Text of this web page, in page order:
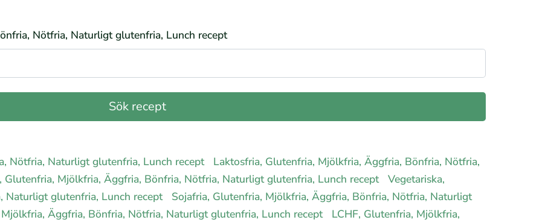
Nötfria, Naturligt glutenfria, Lunch recept
Nötfria, Naturligt glutenfria, Lunch recept
Laktosfria, Glutenfria, Mjölkfria, Äggfria, Bönfria, Nötfria,
Glutenfria, Mjölkfria, Äggfria, Bönfria, Nötfria, Naturligt glutenfria, Lunch recept Vegetariska,
Naturligt glutenfria, Lunch recept
Sojafria, Glutenfria, Mjölkfria, Äggfria, Bönfria, Nötfria, Naturligt
Äggfria, Bönfria, Nötfria, Naturligt glutenfria, Lunch recept
LCHF, Glutenfria, Mjölkfria,